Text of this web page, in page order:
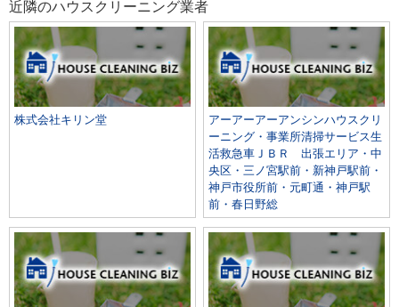
近隣のハウスクリーニング業者
株式会社キリン堂
アーアーアーアンシンハウスクリ
ーニング・事業所清掃サービス生
活救急車ＪＢＲ 出張エリア・中
央区・三ノ宮駅前・新神戸駅前・
神戸市役所前・元町通・神戸駅
前・春日野総